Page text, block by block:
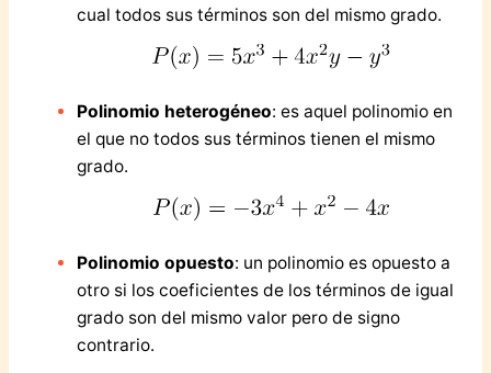
cual todos sus términos son del mismo grado.
Polinomio heterogéneo: es aquel polinomio en
el que no todos sus términos tienen el mismo
grado.
Polinomio opuesto: un polinomio es opuesto a
otro si los coeficientes de los términos de igual
grado son del mismo valor pero de signo
contrario.